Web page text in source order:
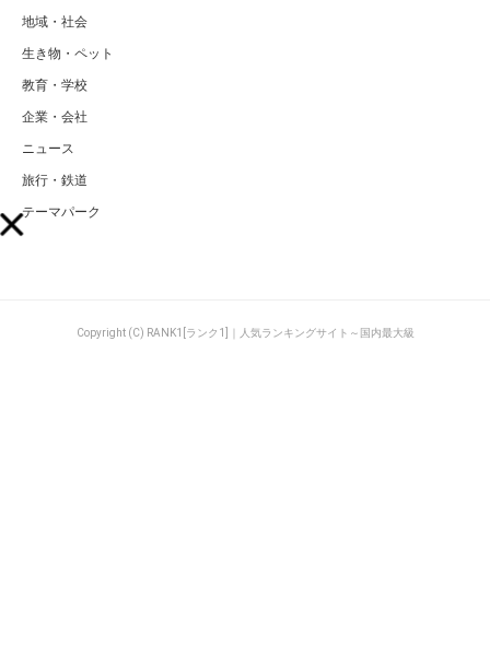
地域・社会
生き物・ペット
教育・学校
企業・会社
ニュース
旅行・鉄道
テーマパーク
Copyright (C) RANK1[ランク1]｜人気ランキングサイト～国内最大級